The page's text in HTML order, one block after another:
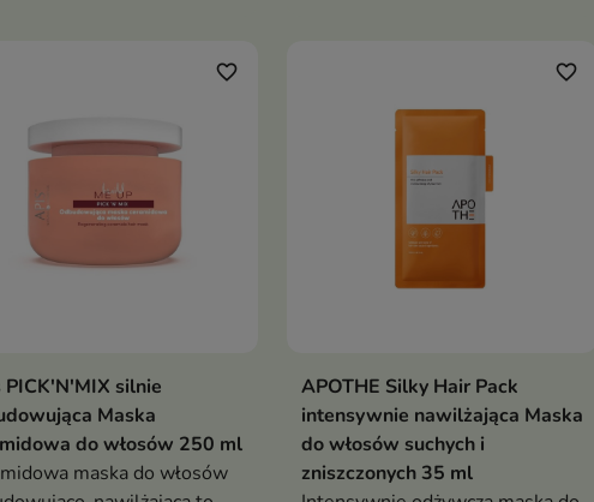
Dodaj do koszyka
favorite_border
silnie
Maska
do włosów 250 ml
maska do włosów
Dodaj do koszyka
favorite_border
APOTHE Silky Hair Pack
intensywnie nawilżająca Maska
do włosów suchych i
zniszczonych 35 ml